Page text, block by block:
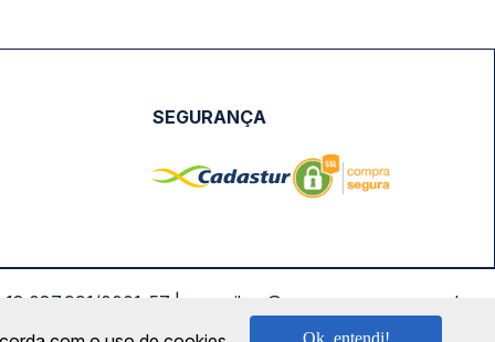
SEGURANÇA
0001-57 | saconibus@queropassagem.com.br